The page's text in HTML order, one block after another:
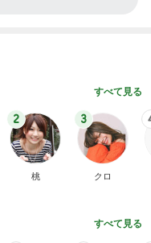
すべて見る
2
桃
3
クロ
すべて見る